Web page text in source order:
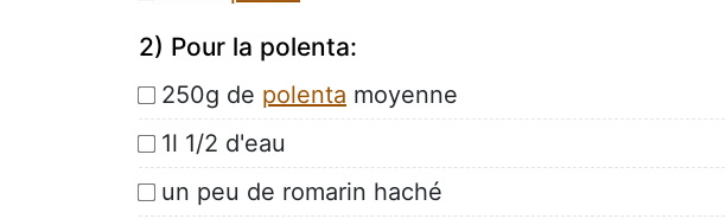
2) Pour la polenta:
250g de polenta moyenne
1l 1/2 d'eau
un peu de romarin haché